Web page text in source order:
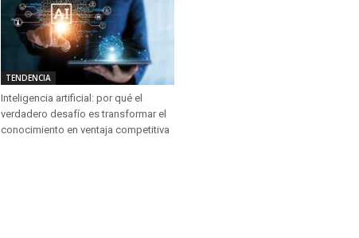
TENDENCIA
Inteligencia artificial: por qué el
verdadero desafío es transformar el
conocimiento en ventaja competitiva